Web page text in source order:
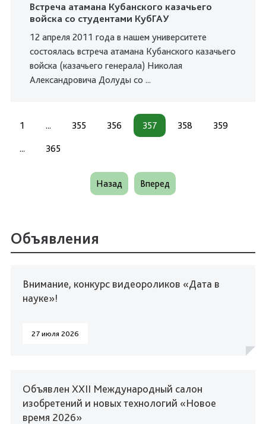
Встреча атамана Кубанского казачьего
войска со студентами КубГАУ
12 апреля 2011 года в нашем университете
состоялась встреча атамана Кубанского казачьего
войска (казачьего генерала) Николая
Александровича Долуды со ...
1 ... 355 356 357 358 359
... 365
Назад Вперед
Объявления
Внимание, конкурс видеороликов «Дата в
науке»!
27 июля 2026
Объявлен XXII Международный салон
изобретений и новых технологий «Новое
время 2026»